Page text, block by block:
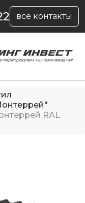
все контакты
RAL